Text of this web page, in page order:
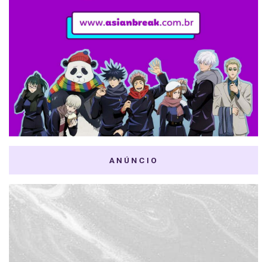
ANÚNCIO